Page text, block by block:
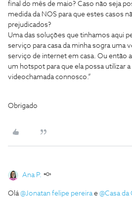
final do mês de maio? Caso não seja
medida da NOS para que estes casos
prejudicados?
Uma das soluções que tinhamos aqui
serviço para casa da minha sogra uma
serviço de internet em casa. Ou então
um hotspot para que ela possa utilizar
videochamada connosco.”
Obrigado
Ana P.
Olá@Jonatan felipe pereirae @Casa da